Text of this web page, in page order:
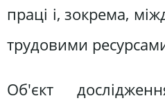
праці і, зокрема,
трудовими
Об'єкт